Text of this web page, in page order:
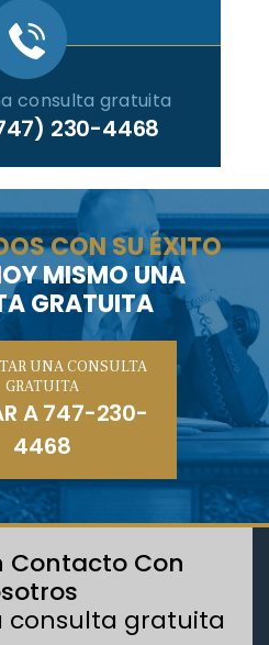
consulta gratuita
230-4468
CON SU ÉXITO
MISMO UNA
GRATUITA
UNA CONSULTA
GRATUITA
A747-230-
4468
Contacto Con
consulta gratuita